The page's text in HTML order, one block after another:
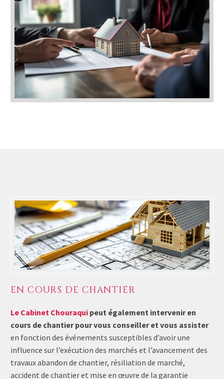
EN COURS DE CHANTIER
Le Cabinet Chouraqui peut également intervenir en
cours de chantier pour vous conseiller et vous assister
en fonction des événements susceptibles d’avoir une
influence sur l’exécution des marchés et l’avancement des
travaux abandon de chantier, résiliation de marché,
accident de chantier et mise en œuvre de la garantie